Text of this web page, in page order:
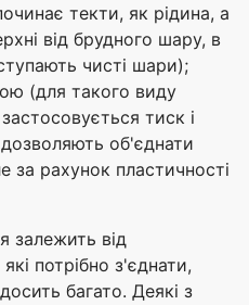
текти, як рідина, а
від брудного шару, в
чисті шари);
(для такого виду
тиск і
об'єднати
за рахунок пластичності
залежить від
потрібно з'єднати,
багато. Деякі з